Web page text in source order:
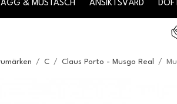
& MUSTASCH ANSIKTSVÅRD
/ C / Claus Porto - Musgo Real /